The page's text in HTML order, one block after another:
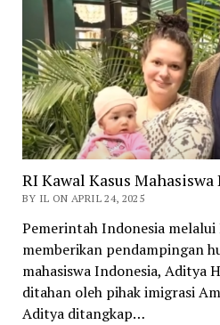
RI Kawal Kasus
BY IL ON APRIL 24, 2025
Pemerintah Indonesia melalui
memberikan pendampingan
mahasiswa Indonesia, Aditya
ditahan oleh pihak imigrasi
Aditya ditangkap…